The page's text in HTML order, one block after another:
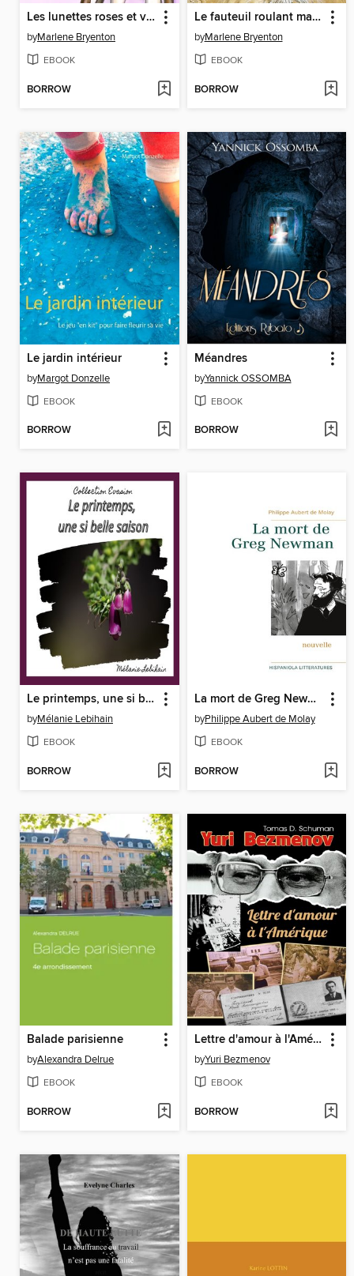
Les lunettes roses et violettes d'Anna
byMarlene Bryenton
EBOOK
BORROW
Le fauteuil roulant magique de Jaya
byMarlene Bryenton
EBOOK
BORROW
Le jardin intérieur
byMargot Donzelle
EBOOK
BORROW
Méandres
byYannick OSSOMBA
EBOOK
BORROW
Le printemps, une si belle saison
byMélanie Lebihain
EBOOK
BORROW
La mort de Greg Newman
byPhilippe Aubert de Molay
EBOOK
BORROW
Balade parisienne
byAlexandra Delrue
EBOOK
BORROW
Lettre d'amour à l'Amérique
byYuri Bezmenov
EBOOK
BORROW